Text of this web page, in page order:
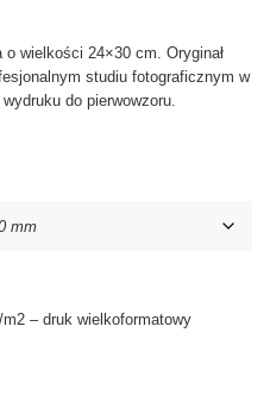
o wielkości 24×30 cm. Oryginał
studiu fotograficznym w
do pierwowzoru.
– druk wielkoformatowy